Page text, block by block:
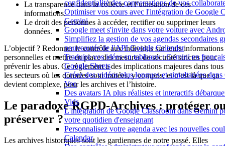
confidentialité des conversations de vos
Optimiser vos cours avec l'intégration de Google
Gemini
Google meet s'invite dans votre voiture avec
Simplifiez la gestion de vos agendas secondaires
nouveautés de l'API Google Calendar
Traduire vos idées en tableaux : Gemini en
Google Sheets
Créez des vidéos plus longues et simultanées
Veo
Des avatars IA plus réalistes et interactifs
Vids
L'intégration de Google Classroom dans Gemini
votre quotidien d'enseignant
Personnalisez votre agenda avec les nouvelles
Calendar
La transparence dans la collecte et l’utilisation de ces
informations.
Le droit des personnes à accéder, rectifier ou supprimer leurs
données.
L’objectif ? Redonner le contrôle aux individus sur leurs informations
personnelles et mettre en place des mesures de sécurité strictes pour
prévenir les abus. Ce règlement a des implications majeures dans tous
les secteurs où les données sont traitées, y compris, et c’est là que ça
devient complexe, pour les archives et l’histoire.
Le paradoxe RGPD-Archives : protéger
préserver ?
Les archives historiques sont les gardiennes de notre passé. Elles